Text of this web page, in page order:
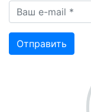
Ваш e-mail *
Отправить